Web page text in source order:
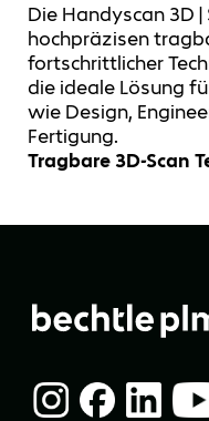
Die Handyscan 3D
hochpräzisen
fortschrittlicher
die ideale Lösung
wie Design,
Fertigung.
Tragbare 3D-Scan